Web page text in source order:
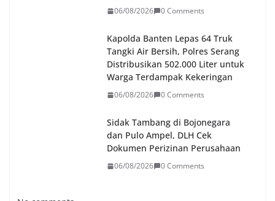
06/08/2026 0 Comments
Kapolda Banten Lepas 64 Truk
Tangki Air Bersih, Polres Serang
Distribusikan 502.000 Liter untuk
Warga Terdampak Kekeringan
06/08/2026 0 Comments
Sidak Tambang di Bojonegara
dan Pulo Ampel, DLH Cek
Dokumen Perizinan Perusahaan
06/08/2026 0 Comments